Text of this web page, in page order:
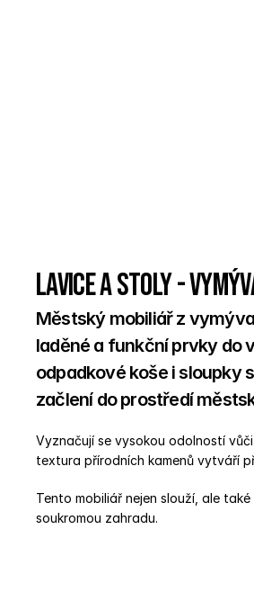
Lavice a stoly -
Městský mobiliář z
laděné a funkční prvky do
odpadkové koše i sloupky
začlení do prostředí
Vyznačují se vysokou odolností
textura přírodních kamenů vytváří
Tento mobiliář nejen slouží, ale
soukromou zahradu.